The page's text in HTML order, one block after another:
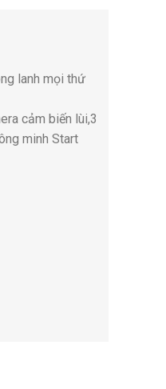
lanh mọi thứ
cảm biến lùi,3
minh Start